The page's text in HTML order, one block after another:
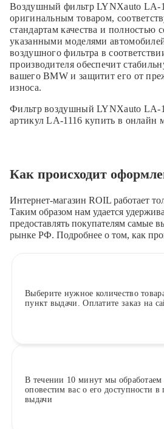
Воздушный фильтр LYNXauto LA-
оригинальным товаром,
стандартам качества и полностью
указанными моделями
воздушного фильтра в
производителя обеспечит
вашего BMW и защитит его от
износа.
Фильтр воздушный LYNXauto LA-
артикул LA-1116 купить в
Как происходит
Интернет-магазин ROIL работает
Таким образом нам удается
предоставлять покупателям самые
рынке РФ. Подробнее о том, как
Выберите нужное количество
пункт выдачи. Оплатите заказ на
В течении 10 минут мы обработаем
оповестим вас о его доступности в
выдачи